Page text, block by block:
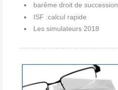
barême droit de succession
ISF :calcul rapide
Les simulateurs 2018